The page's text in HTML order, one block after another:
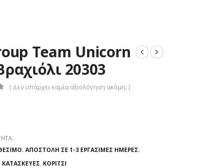
Team Unicorn
20303
( Δεν υπάρχει καμία αξιολόγηση ακόμη. )
ΑΠΟΣΤΟΛΉ ΣΕ 1-3 ΕΡΓΆΣΙΜΕΣ ΗΜΈΡΕΣ.
ΚΑΤΑΣΚΕΥΈΣ, ΚΟΡΊΤΣΙ